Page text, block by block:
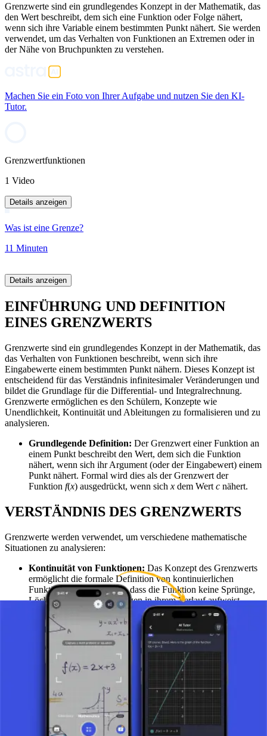
Grenzwerte sind ein grundlegendes Konzept in der Mathematik, das
den Wert beschreibt, dem sich eine Funktion oder Folge nähert,
wenn sich ihre Variable einem bestimmten Punkt nähert. Sie werden
verwendet, um das Verhalten von Funktionen an Extremen oder in
der Nähe von Bruchpunkten zu verstehen.
Machen Sie ein Foto von Ihrer Aufgabe und nutzen Sie den KI-
Tutor.
Grenzwertfunktionen
1 Video
Details anzeigen
Was ist eine Grenze?
11 Minuten
Details anzeigen
EINFÜHRUNG UND DEFINITION
EINES GRENZWERTS
Grenzwerte sind ein grundlegendes Konzept in der Mathematik, das
das Verhalten von Funktionen beschreibt, wenn sich ihre
Eingabewerte einem bestimmten Punkt nähern. Dieses Konzept ist
entscheidend für das Verständnis infinitesimaler Veränderungen und
bildet die Grundlage für die Differential- und Integralrechnung.
Grenzwerte ermöglichen es den Schülern, Konzepte wie
Unendlichkeit, Kontinuität und Ableitungen zu formalisieren und zu
analysieren.
Grundlegende Definition: Der Grenzwert einer Funktion an
einem Punkt beschreibt den Wert, dem sich die Funktion
nähert, wenn sich ihr Argument (oder der Eingabewert) einem
Punkt nähert. Formal wird dies als der Grenzwert der
Funktion f(x) ausgedrückt, wenn sich x dem Wert c nähert.
VERSTÄNDNIS DES GRENZWERTS
Grenzwerte werden verwendet, um verschiedene mathematische
Situationen zu analysieren:
Kontinuität von Funktionen: Das Konzept des Grenzwerts
ermöglicht die formale Definition von kontinuierlichen
Funktionen, was bedeutet, dass die Funktion keine Sprünge,
Löcher oder Unterbrechungen in ihrem Verlauf aufweist.
Der Grenzwert der Differenz des Quotienten einer
Funktion,
wenn das Intervall zwischen zwei Punkten gegen
Null geht, beschreibt das Konzept derAbleitung, die die
Steigung einer Tangente am Graphen der Funktion darstellt.
Verhalten im Unendlichen:
Der Grenzwert einer Funktion,
wenn
sich dem Unendlichen nähert, beschreibt das
Verhalten der Funktion am „Rand“ des Bereichs oder wenn
ihre Werte stark ansteigen.
METHODEN ZUR BESTIMMUNG DES
GRENZWERTS